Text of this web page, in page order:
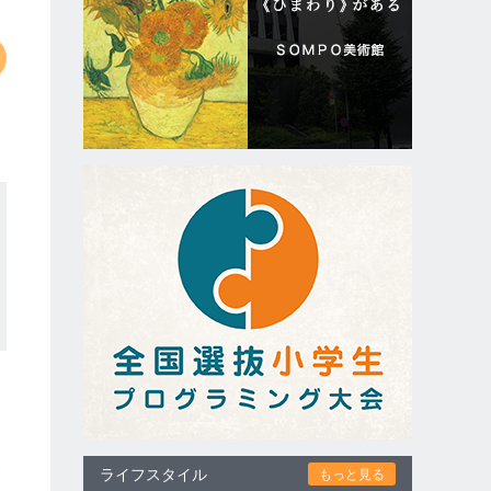
ライフスタイル もっと見る